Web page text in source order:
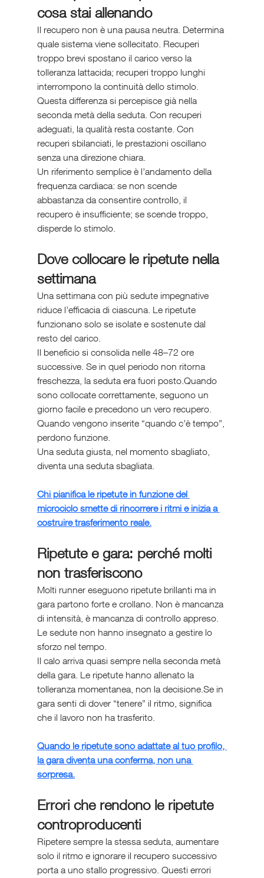
cosa stai allenando
Il recupero non è una pausa neutra. Determina
quale sistema viene sollecitato. Recuperi
troppo brevi spostano il carico verso la
tolleranza lattacida; recuperi troppo lunghi
interrompono la continuità dello stimolo.
Questa differenza si percepisce già nella
seconda metà della seduta. Con recuperi
adeguati, la qualità resta costante. Con
recuperi sbilanciati, le prestazioni oscillano
senza una direzione chiara.
Un riferimento semplice è l’andamento della
frequenza cardiaca: se non scende
abbastanza da consentire controllo, il
recupero è insufficiente; se scende troppo,
disperde lo stimolo.
Dove collocare le ripetute nella
settimana
Una settimana con più sedute impegnative
riduce l’efficacia di ciascuna. Le ripetute
funzionano solo se isolate e sostenute dal
resto del carico.
Il beneficio si consolida nelle 48–72 ore
successive. Se in quel periodo non ritorna
freschezza, la seduta era fuori posto.Quando
sono collocate correttamente, seguono un
giorno facile e precedono un vero recupero.
Quando vengono inserite “quando c’è tempo”,
perdono funzione.
Una seduta giusta, nel momento sbagliato,
diventa una seduta sbagliata.
Chi pianifica le ripetute in funzione del
microciclo smette di rincorrere i ritmi e inizia a
costruire trasferimento reale.
Ripetute e gara: perché molti
non trasferiscono
Molti runner eseguono ripetute brillanti ma in
gara partono forte e crollano. Non è mancanza
di intensità, è mancanza di controllo appreso.
Le sedute non hanno insegnato a gestire lo
sforzo nel tempo.
Il calo arriva quasi sempre nella seconda metà
della gara. Le ripetute hanno allenato la
tolleranza momentanea, non la decisione.Se in
gara senti di dover “tenere” il ritmo, significa
che il lavoro non ha trasferito.
Quando le ripetute sono adattate al tuo profilo,
la gara diventa una conferma, non una
sorpresa.
Errori che rendono le ripetute
controproducenti
Ripetere sempre la stessa seduta, aumentare
solo il ritmo e ignorare il recupero successivo
porta a uno stallo progressivo. Questi errori